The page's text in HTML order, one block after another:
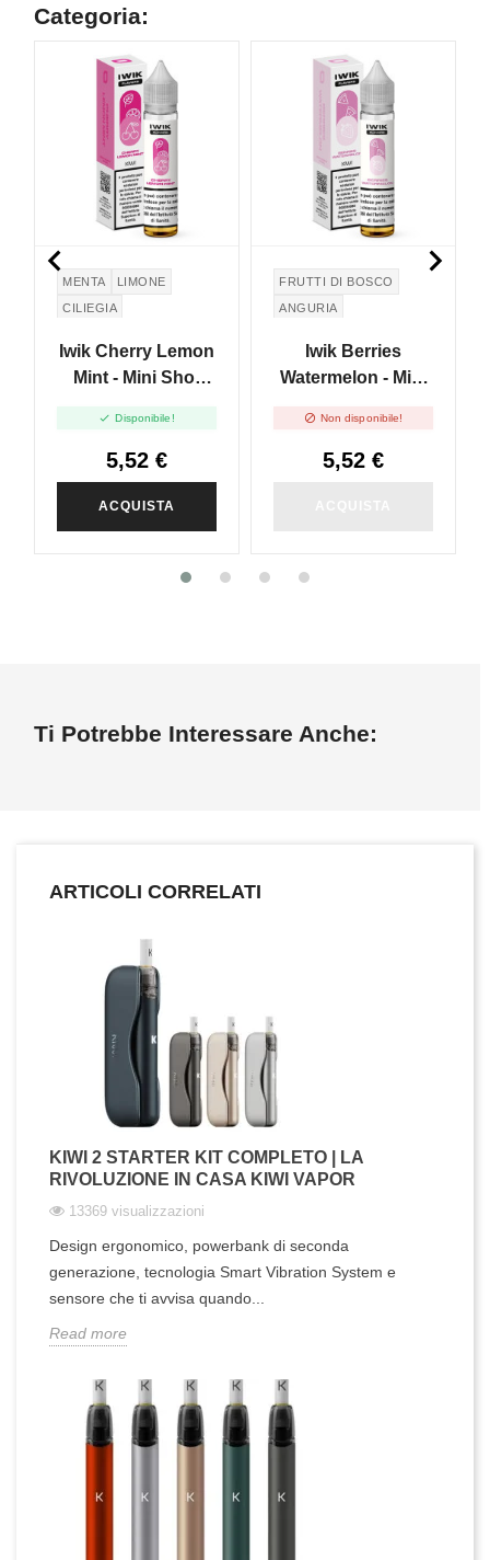
Categoria:
MENTA
LIMONE
CILIEGIA
Iwik Cherry Lemon
Mint - Mini Shot
 Disponibile!
5,52 €
ACQUISTA
FRUTTI DI BOSCO
ANGURIA
Iwik Berries
Watermelon - Mini
 Non disponibile!
5,52 €
NON DISPONIBILE
 
Ti Potrebbe Interessare Anche:
ARTICOLI CORRELATI
KIWI 2 STARTER KIT COMPLETO | LA
RIVOLUZIONE IN CASA KIWI VAPOR
13369 visualizzazioni
Design ergonomico, powerbank di seconda
generazione, tecnologia Smart Vibration System e
sensore che ti avvisa quando...
Read more